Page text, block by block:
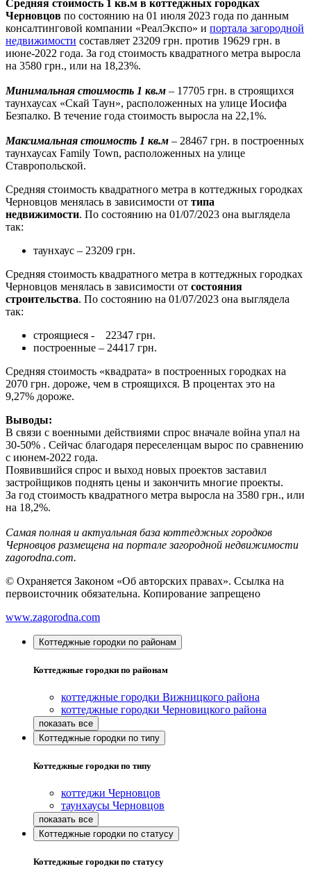
Средняя стоимость 1 кв.м в коттеджных городках
Черновцов по состоянию на 01 июля 2023 года по данным
консалтинговой компании «РеалЭкспо» и портала загородной
недвижимости составляет 23209 грн. против 19629 грн. в
июне-2022 года. За год стоимость квадратного метра выросла
на 3580 грн., или на 18,23%.
Минимальная стоимость 1 кв.м – 17705 грн. в строящихся
таунхаусах «Скай Таун», расположенных на улице Иосифа
Безпалко. В течение года стоимость выросла на 22,1%.
Максимальная стоимость 1 кв.м – 28467 грн. в построенных
таунхаусах Family Town, расположенных на улице
Ставропольской.
Средняя стоимость квадратного метра в коттеджных городках
Черновцов менялась в зависимости от типа
недвижимости. По состоянию на 01/07/2023 она выглядела
так:
таунхаус – 23209 грн.
Средняя стоимость квадратного метра в коттеджных городках
Черновцов менялась в зависимости от состояния
строительства. По состоянию на 01/07/2023 она выглядела
так:
строящиеся - 22347 грн.
построенные – 24417 грн.
Средняя стоимость «квадрата» в построенных городках на
2070 грн. дороже, чем в строящихся. В процентах это на
9,27% дороже.
Выводы:
В связи с военными действиями спрос вначале война упал на
30-50% . Сейчас благодаря переселенцам вырос по сравнению
с июнем-2022 года.
Появившийся спрос и выход новых проектов заставил
застройщиков поднять цены и закончить многие проекты.
За год стоимость квадратного метра выросла на 3580 грн., или
на 18,2%.
Самая полная и актуальная база коттеджных городков
Черновцов размещена на портале загородной недвижимости
zagorodna.com.
© Охраняется Законом «Об авторских правах». Ссылка на
первоисточник обязательна. Копирование запрещено
www.zagorodna.com
Коттеджные городки по районам
Коттеджные городки по районам
коттеджные городки Вижницкого района
коттеджные городки Черновицкого района
Коттеджные городки по типу
Коттеджные городки по типу
коттеджи Черновцов
таунхаусы Черновцов
Коттеджные городки по статусу
Коттеджные городки по статусу